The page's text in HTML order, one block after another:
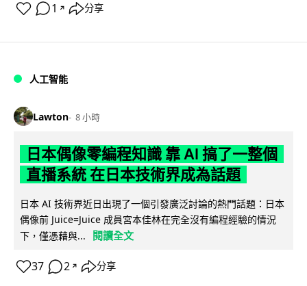
1 ↗ 分享
人工智能
Lawton 8 小時
日本偶像零編程知識 靠 AI 搞了一整個
直播系統 在日本技術界成為話題
日本 AI 技術界近日出現了一個引發廣泛討論的熱門話題：日本
偶像前 Juice=Juice 成員宮本佳林在完全沒有編程經驗的情況
下，僅憑藉與...
閱讀全文
37 2 ↗ 分享